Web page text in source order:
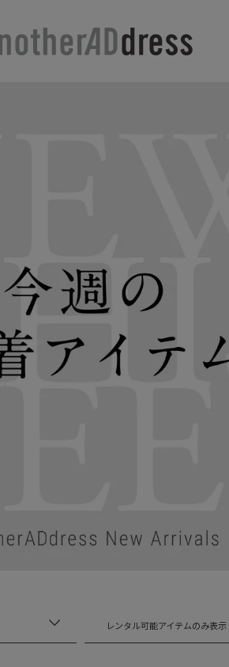
レンタル可能アイテムのみ表示